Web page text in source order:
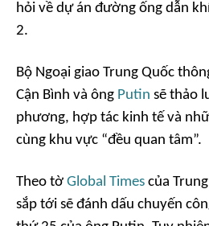
hỏi về dự án đường ống dẫn
2.
Bộ Ngoại giao Trung Quốc
Cận Bình và ông Putin sẽ thảo
phương, hợp tác kinh tế và
cùng khu vực “đều quan tâm”.
Theo tờ Global Times của
sắp tới sẽ đánh dấu chuyến